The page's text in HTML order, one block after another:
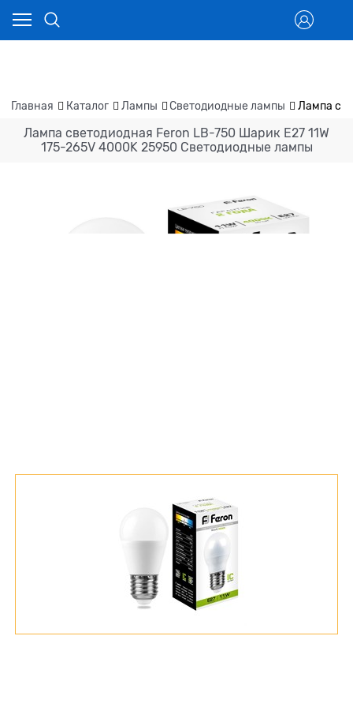
Главная Каталог Лампы Светодиодные лампы Лампа
Лампа светодиодная Feron LB-750 Шарик E27 11W
175-265V 4000K 25950 Светодиодные лампы